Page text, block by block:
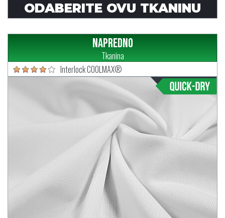
ODABERITE OVU TKANINU
Napredno
Tkanina
Interlock COOLMAX®